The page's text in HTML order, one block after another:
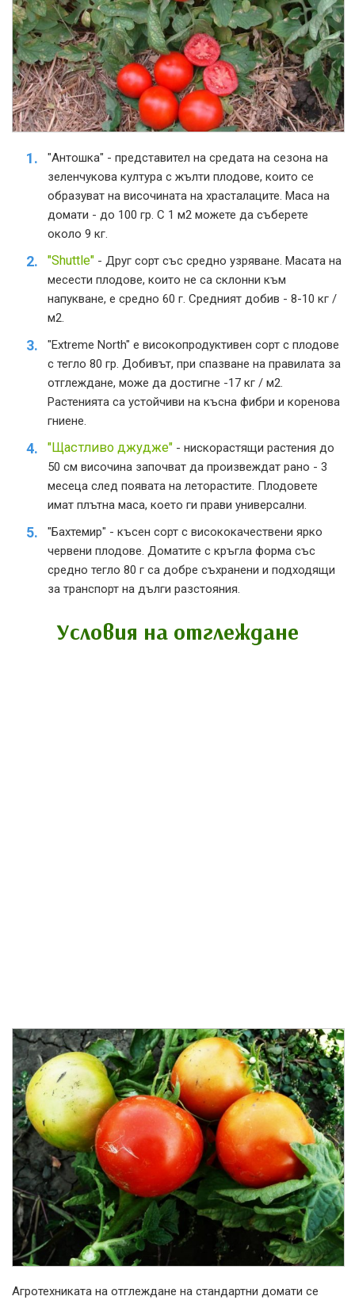
"Антошка" - представител на средата на сезона на
зеленчукова култура с жълти плодове, които се
образуват на височината на храсталаците. Маса на
домати - до 100 гр. С 1 м2 можете да съберете
около 9 кг.
"Shuttle" - Друг сорт със средно узряване. Масата на
месести плодове, които не са склонни към
напукване, е средно 60 г. Средният добив - 8-10 кг /
м2.
"Extreme North" е високопродуктивен сорт с плодове
с тегло 80 гр. Добивът, при спазване на правилата за
отглеждане, може да достигне -17 кг / м2.
Растенията са устойчиви на късна фибри и коренова
гниене.
"Щастливо джудже" - нискорастящи растения до
50 см височина започват да произвеждат рано - 3
месеца след появата на леторастите. Плодовете
имат плътна маса, което ги прави универсални.
"Бахтемир" - късен сорт с висококачествени ярко
червени плодове. Доматите с кръгла форма със
средно тегло 80 г са добре съхранени и подходящи
за транспорт на дълги разстояния.
Условия на отглеждане
Агротехниката на отглеждане на стандартни домати се